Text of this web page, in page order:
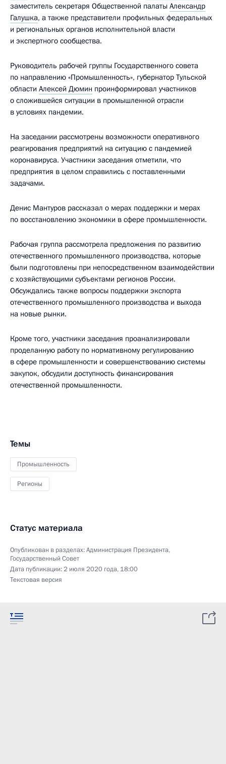
заместитель секретаря Общественной палаты Александр
Галушка, а также представители профильных федеральных
и региональных органов исполнительной власти
и экспертного сообщества.
Руководитель рабочей группы Государственного совета
по направлению «Промышленность», губернатор Тульской
области Алексей Дюмин проинформировал участников
о сложившейся ситуации в промышленной отрасли
в условиях пандемии.
На заседании рассмотрены возможности оперативного
реагирования предприятий на ситуацию с пандемией
коронавируса. Участники заседания отметили, что
предприятия в целом справились с поставленными
задачами.
Денис Мантуров рассказал о мерах поддержки и мерах
по восстановлению экономики в сфере промышленности.
Рабочая группа рассмотрела предложения по развитию
отечественного промышленного производства, которые
были подготовлены при непосредственном взаимодействии
с хозяйствующими субъектами регионов России.
Обсуждались также вопросы поддержки экспорта
отечественного промышленного производства и выхода
на новые рынки.
Кроме того, участники заседания проанализировали
проделанную работу по нормативному регулированию
в сфере промышленности и совершенствованию системы
закупок, обсудили доступность финансирования
отечественной промышленности.
Темы
Промышленность
Регионы
Статус материала
Опубликован в разделах:Администрация Президента,
Государственный Совет
Дата публикации:2 июля 2020 года, 18:00
Текстовая версия